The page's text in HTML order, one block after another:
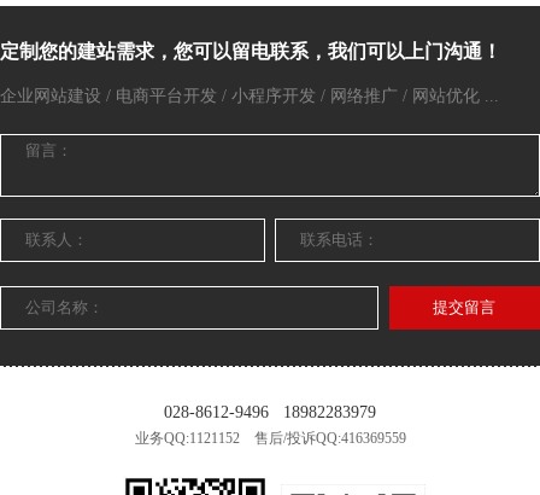
定制您的建站需求，您可以留电联系，我们可以上门沟通！
企业网站建设 / 电商平台开发 / 小程序开发 / 网络推广 / 网站优化 ...
提交留言
028-8612-9496 18982283979
业务QQ:1121152 售后/投诉QQ:416369559